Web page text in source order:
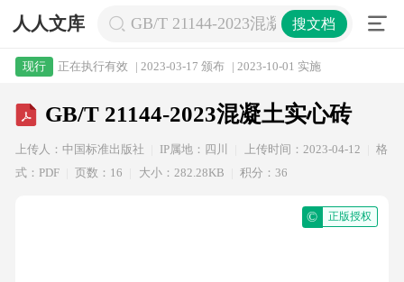
人人文库 GB/T 21144-2023混凝土实心砖
搜文档
现行 正在执行有效 | 2023-03-17 颁布 | 2023-10-01 实施
GB/T 21144-2023混凝土实心砖
上传人：中国标准出版社 IP属地：四川 上传时间：2023-04-12
格
式：PDF
页数：16 大小：282.28KB 积分：36
© 正版授权